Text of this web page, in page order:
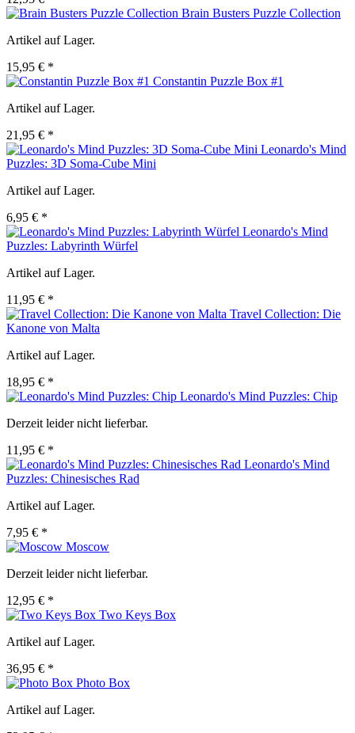
Brain Busters Puzzle Collection
Artikel auf Lager.
15,95 € *
Constantin Puzzle Box #1
Artikel auf Lager.
21,95 € *
Leonardo's Mind
Puzzles: 3D Soma-Cube Mini
Artikel auf Lager.
6,95 € *
Leonardo's Mind
Puzzles: Labyrinth Würfel
Artikel auf Lager.
11,95 € *
Travel Collection: Die
Kanone von Malta
Artikel auf Lager.
18,95 € *
Leonardo's Mind Puzzles: Chip
Derzeit leider nicht lieferbar.
11,95 € *
Leonardo's Mind
Puzzles: Chinesisches Rad
Artikel auf Lager.
7,95 € *
Moscow
Derzeit leider nicht lieferbar.
12,95 € *
Two Keys Box
Artikel auf Lager.
36,95 € *
Photo Box
Artikel auf Lager.